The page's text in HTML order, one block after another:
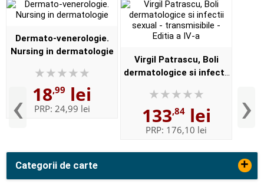
Categorii de carte +
‹
Dermato-venerologie.
Nursing in dermatologie
18,99 lei
PRP: 24,99 lei
Virgil Patrascu, Boli
dermatologice si infectii
Editia a IV-a
133,84lei
PRP: 176,10 lei ›